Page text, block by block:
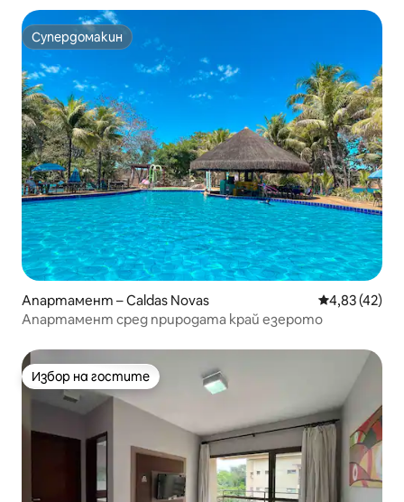
Супердомакин
Супердомакин
Апартамент – Caldas Novas Средна
4,83 (42)
Апартамент сред природата край езерото
Избор на гостите
Избор на гостите